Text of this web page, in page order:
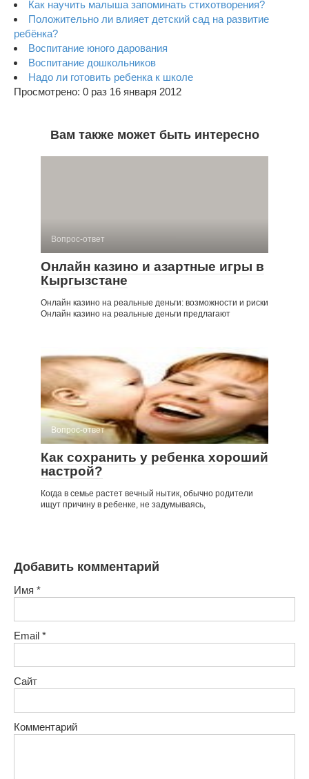
Как научить малыша запоминать стихотворения?
Положительно ли влияет детский сад на развитие
ребёнка?
Воспитание юного дарования
Воспитание дошкольников
Надо ли готовить ребенка к школе
Просмотрено: 0 раз 16 января 2012
Вам также может быть интересно
Вопрос-ответ
Онлайн казино и азартные игры в
Кыргызстане
Онлайн казино на реальные деньги: возможности и риски
Онлайн казино на реальные деньги предлагают
Вопрос-ответ
Как сохранить у ребенка хороший
настрой?
Когда в семье растет вечный нытик, обычно родители
ищут причину в ребенке, не задумываясь,
Добавить комментарий
Имя *
Email *
Сайт
Комментарий